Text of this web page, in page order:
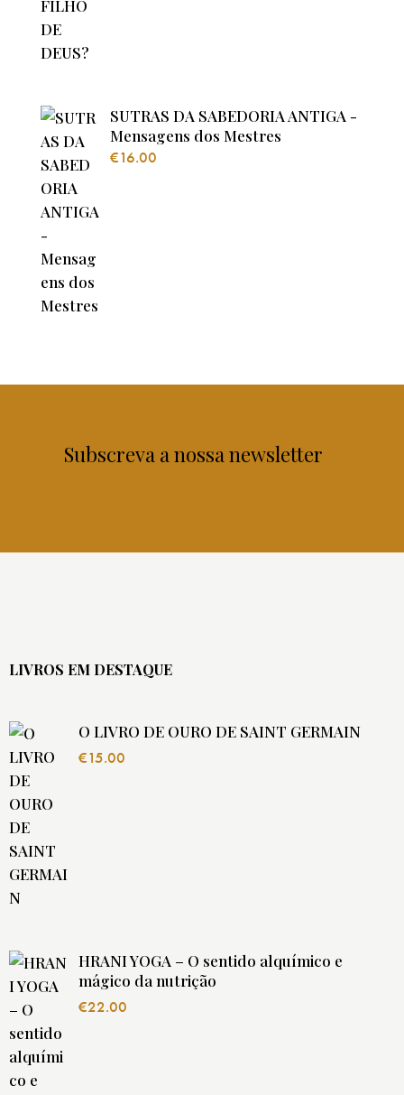
SUTRAS DA SABEDORIA ANTIGA -
Mensagens dos Mestres
€16.00
Subscreva a nossa newsletter
LIVROS EM DESTAQUE
O LIVRO DE OURO DE SAINT GERMAIN
€15.00
HRANI YOGA – O sentido alquímico e
mágico da nutrição
€22.00